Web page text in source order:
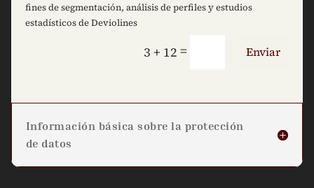
fines de segmentación, análisis de perfiles y estudios
estadísticos de Deviolines
3 + 12 = Enviar
Información básica sobre la protección
de datos